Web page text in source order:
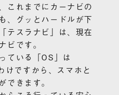
これまでにカーナビの
、グッとハードルが下
テスラナビ」は、現在
ビです。
ている「OS」は
けですから、スマホと
できます。